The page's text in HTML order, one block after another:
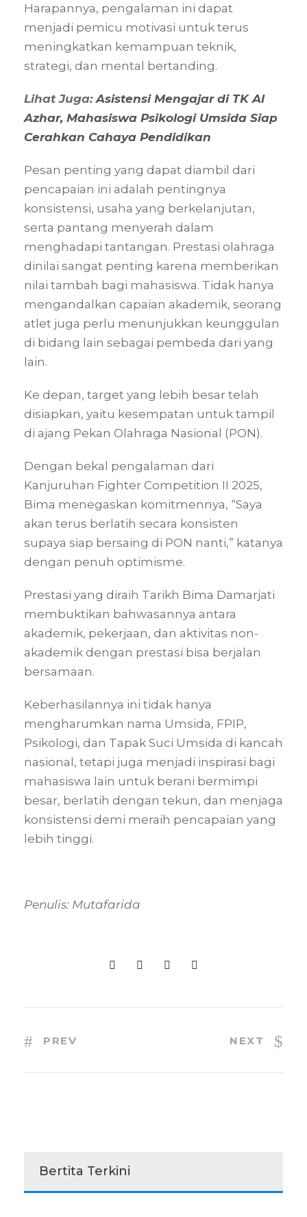
Harapannya, pengalaman ini dapat
menjadi pemicu motivasi untuk terus
meningkatkan kemampuan teknik,
strategi, dan mental bertanding.
Lihat Juga:Asistensi Mengajar di TK Al
Azhar, Mahasiswa Psikologi Umsida Siap
Cerahkan Cahaya Pendidikan
Pesan penting yang dapat diambil dari
pencapaian ini adalah pentingnya
konsistensi, usaha yang berkelanjutan,
serta pantang menyerah dalam
menghadapi tantangan. Prestasi olahraga
dinilai sangat penting karena memberikan
nilai tambah bagi mahasiswa. Tidak hanya
mengandalkan capaian akademik, seorang
atlet juga perlu menunjukkan keunggulan
di bidang lain sebagai pembeda dari yang
lain.
Ke depan, target yang lebih besar telah
disiapkan, yaitu kesempatan untuk tampil
di ajang Pekan Olahraga Nasional (PON).
Dengan bekal pengalaman dari
Kanjuruhan Fighter Competition II 2025,
Bima menegaskan komitmennya, “Saya
akan terus berlatih secara konsisten
supaya siap bersaing di PON nanti,” katanya
dengan penuh optimisme.
Prestasi yang diraih Tarikh Bima Damarjati
membuktikan bahwasannya antara
akademik, pekerjaan, dan aktivitas non-
akademik dengan prestasi bisa berjalan
bersamaan.
Keberhasilannya ini tidak hanya
mengharumkan nama Umsida, FPIP,
Psikologi, dan Tapak Suci Umsida di kancah
nasional, tetapi juga menjadi inspirasi bagi
mahasiswa lain untuk berani bermimpi
besar, berlatih dengan tekun, dan menjaga
konsistensi demi meraih pencapaian yang
lebih tinggi.
Penulis: Mutafarida
PREV NEXT
Bertita Terkini